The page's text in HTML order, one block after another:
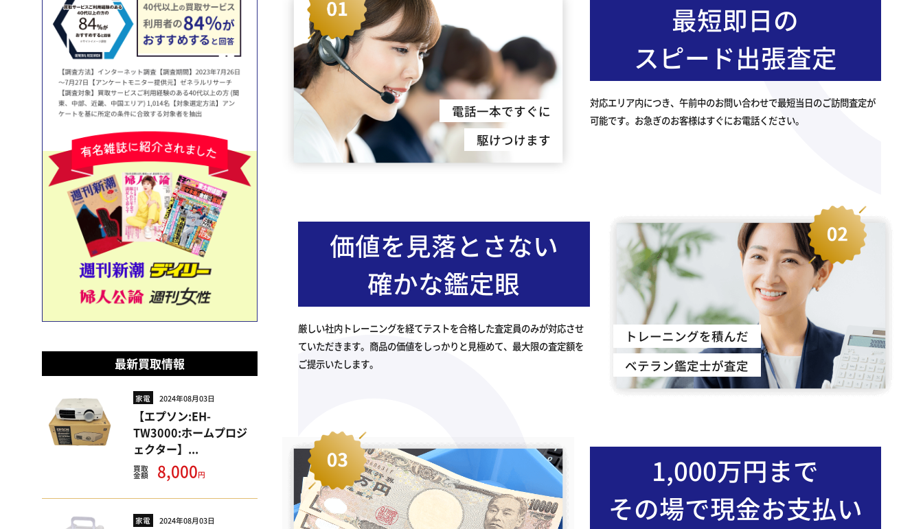
最新買取情報
家電 2024年08月03日
【エプソン:EH-
TW3000:ホームプロジ
ェクター】...
買取
金額 8,000円
家電 2024年08月03日
電話一本ですぐに
駆けつけます
最短即日の
スピード出張査定
対応エリア内につき、午前中のお問い合わせで最短当日のご訪問査定が
可能です。お急ぎのお客様はすぐにお電話ください。
トレーニングを積んだ
ベテラン鑑定士が査定
価値を見落とさない
確かな鑑定眼
厳しい社内トレーニングを経てテストを合格した査定員のみが対応させ
ていただきます。商品の価値をしっかりと見極めて、最大限の査定額を
ご提示いたします。
1,000万円まで
その場で現金お支払い